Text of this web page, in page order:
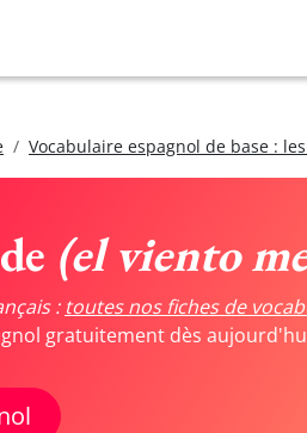
Vocabulaire espagnol de base :
(el viento
: toutes nos fiches de
gratuitement dès